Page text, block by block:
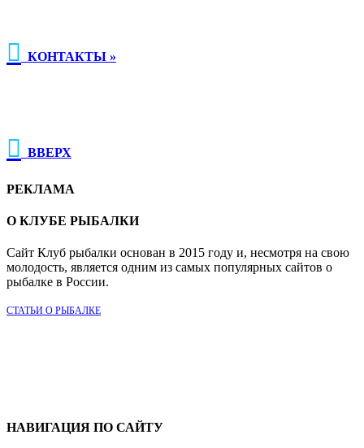
 КОНТАКТЫ »
 ВВЕРХ
РЕКЛАМА
О КЛУБЕ РЫБАЛКИ
Сайт Клуб рыбалки основан в 2015 году и, несмотря на свою
молодость, является одним из самых популярных сайтов о
рыбалке в России.
СТАТЬИ О РЫБАЛКЕ
НАВИГАЦИЯ ПО САЙТУ